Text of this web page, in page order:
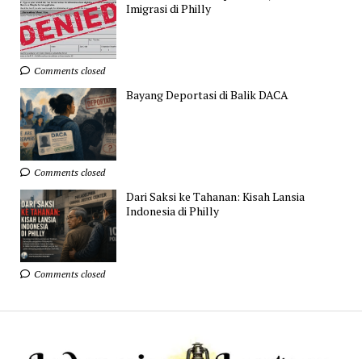
Imigrasi di Philly
Comments closed
Bayang Deportasi di Balik DACA
Comments closed
Dari Saksi ke Tahanan: Kisah Lansia
Indonesia di Philly
Comments closed